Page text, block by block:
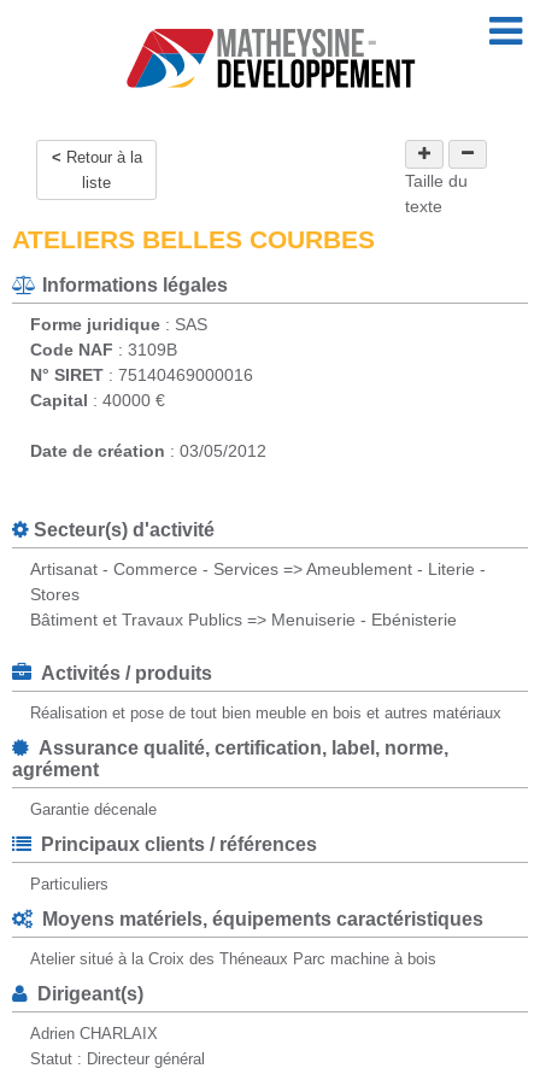
Retour à la
liste
Taille du
texte
ATELIERS BELLES COURBES
Informations légales
Forme juridique : SAS
Code NAF : 3109B
N° SIRET : 75140469000016
Capital : 40000 €
Date de création : 03/05/2012
Secteur(s) d'activité
Artisanat - Commerce - Services => Ameublement - Literie -
Stores
Bâtiment et Travaux Publics => Menuiserie - Ebénisterie
Activités / produits
Réalisation et pose de tout bien meuble en bois et autres matériaux
Assurance qualité, certification, label, norme,
agrément
Garantie décenale
Principaux clients / références
Particuliers
Moyens matériels, équipements caractéristiques
Atelier situé à la Croix des Théneaux Parc machine à bois
Dirigeant(s)
Adrien CHARLAIX
Statut : Directeur général